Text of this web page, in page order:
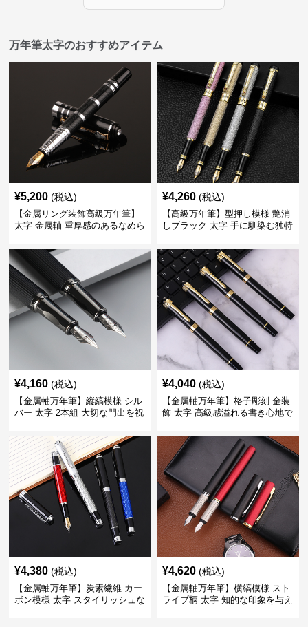
万年筆太字のおすすめアイテム
¥5,200 (税込)
【金属リング装飾高級万年筆】
太字 金属軸 重厚感のあるなめら
きに最適
¥4,260 (税込)
【高級万年筆】型押し模様 艶消
しブラック 太字 手に馴染む独特
くい
¥4,160 (税込)
【金属軸万年筆】縦縞模様 シル
バー 太字 2本組 大切な門出を祝
ト
¥4,040 (税込)
【金属軸万年筆】格子彫刻 金装
飾 太字 高級感溢れる書き心地で
¥4,380 (税込)
【金属軸万年筆】炭素繊維 カー
ボン模様 太字 スタイリッシュな
¥4,620 (税込)
【金属軸万年筆】横縞模様 スト
ライプ柄 太字 知的な印象を与え